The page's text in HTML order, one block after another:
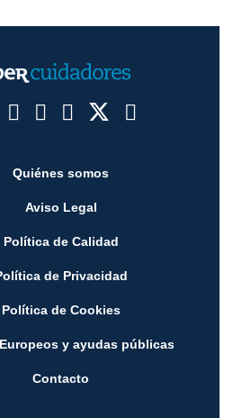
Quiénes somos
Aviso Legal
Política de Calidad
de Privacidad
Política de Cookies
y ayudas públicas
Contacto